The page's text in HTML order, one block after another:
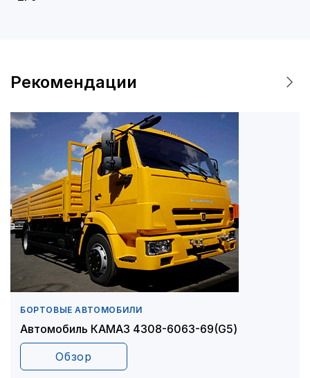
Рекомендации
БОРТОВЫЕ АВТОМОБИЛИ
Автомобиль КАМАЗ 4308-6063-69(G5)
Обзор